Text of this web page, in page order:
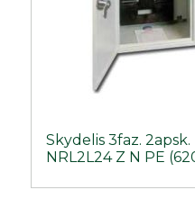
Skydelis 3faz.
NRL2L24 Z N PE